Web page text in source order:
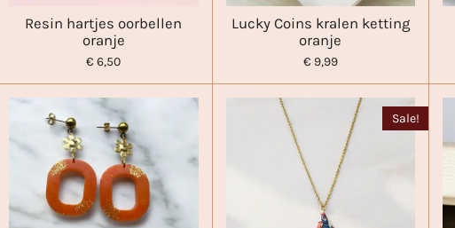
Resin hartjes oorbellen
oranje
€ 6,50
Lucky Coins kralen ketting
oranje
€ 9,99
Sale!